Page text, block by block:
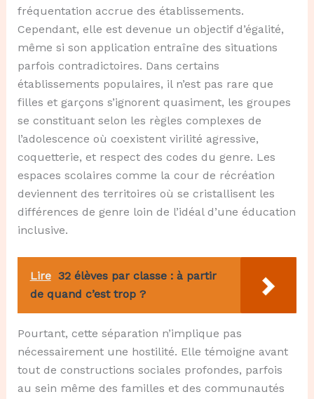
fréquentation accrue des établissements.
Cependant, elle est devenue un objectif d’égalité,
même si son application entraîne des situations
parfois contradictoires. Dans certains
établissements populaires, il n’est pas rare que
filles et garçons s’ignorent quasiment, les groupes
se constituant selon les règles complexes de
l’adolescence où coexistent virilité agressive,
coquetterie, et respect des codes du genre. Les
espaces scolaires comme la cour de récréation
deviennent des territoires où se cristallisent les
différences de genre loin de l’idéal d’une éducation
inclusive.
Lire 32 élèves par classe : à partir
de quand c’est trop ?
Pourtant, cette séparation n’implique pas
nécessairement une hostilité. Elle témoigne avant
tout de constructions sociales profondes, parfois
au sein même des familles et des communautés